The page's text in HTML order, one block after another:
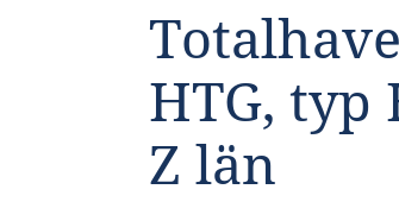
HTG, typ
Z län